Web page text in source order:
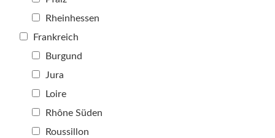
Rheinhessen
Frankreich
Burgund
Jura
Loire
Rhône Süden
Roussillon